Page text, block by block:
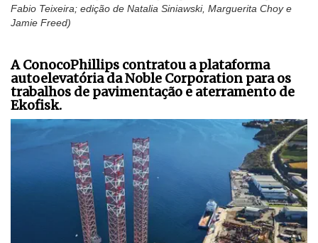
Fabio Teixeira; edição de Natalia Siniawski, Marguerita Choy e
Jamie Freed)
A ConocoPhillips contratou a plataforma
autoelevatória da Noble Corporation para os
trabalhos de pavimentação e aterramento de
Ekofisk.